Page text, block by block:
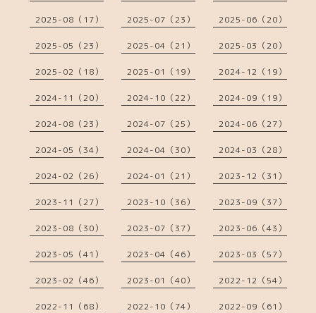
2025-08（17） 2025-07（23） 2025-06（20）
2025-05（23） 2025-04（21） 2025-03（20）
2025-02（18） 2025-01（19） 2024-12（19）
2024-11（20） 2024-10（22） 2024-09（19）
2024-08（23） 2024-07（25） 2024-06（27）
2024-05（34） 2024-04（30） 2024-03（28）
2024-02（26） 2024-01（21） 2023-12（31）
2023-11（27） 2023-10（36） 2023-09（37）
2023-08（30） 2023-07（37） 2023-06（43）
2023-05（41） 2023-04（46） 2023-03（57）
2023-02（46） 2023-01（40） 2022-12（54）
2022-11（68） 2022-10（74） 2022-09（61）